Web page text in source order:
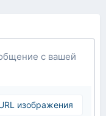
с вашей
изображения